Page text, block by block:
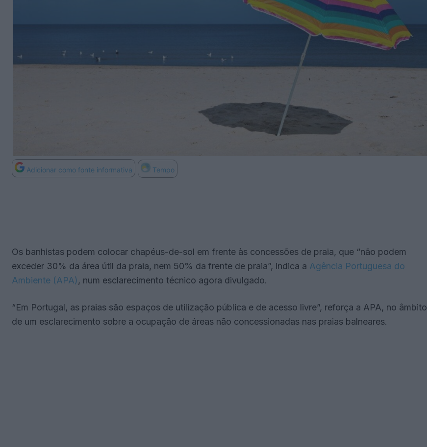
Adicionar como fonte informativa Tempo
Os banhistas podem colocar chapéus-de-sol em frente às concessões de praia, que “não podem
exceder 30% da área útil da praia, nem 50% da frente de praia”, indica a Agência Portuguesa do
Ambiente (APA), num esclarecimento técnico agora divulgado.
“Em Portugal, as praias são espaços de utilização pública e de acesso livre”, reforça a APA, no âmbito
de um esclarecimento sobre a ocupação de áreas não concessionadas nas praias balneares.